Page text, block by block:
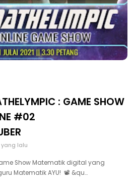
: GAME SHOW
#02
lalu
Show Matematik digital yang
Matematik AYU! 📽 &qu…